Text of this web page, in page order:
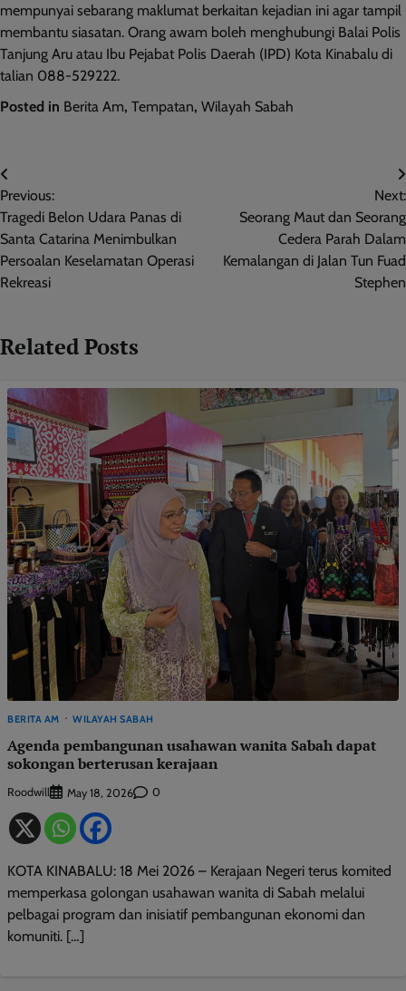
mempunyai sebarang maklumat berkaitan kejadian ini agar tampil
membantu siasatan. Orang awam boleh menghubungi Balai Polis
Tanjung Aru atau Ibu Pejabat Polis Daerah (IPD) Kota Kinabalu di
talian 088-529222.
Posted in Berita Am, Tempatan, Wilayah Sabah
Post
navigation
Previous:
Tragedi Belon Udara Panas di
Santa Catarina Menimbulkan
Persoalan Keselamatan Operasi
Rekreasi
Next:
Seorang Maut dan Seorang
Cedera Parah Dalam
Kemalangan di Jalan Tun Fuad
Stephen
Related Posts
BERITA AM WILAYAH SABAH
Agenda pembangunan usahawan wanita Sabah dapat
sokongan berterusan kerajaan
Roodwill May 18, 2026 0
KOTA KINABALU: 18 Mei 2026 – Kerajaan Negeri terus komited
memperkasa golongan usahawan wanita di Sabah melalui
pelbagai program dan inisiatif pembangunan ekonomi dan
komuniti. […]